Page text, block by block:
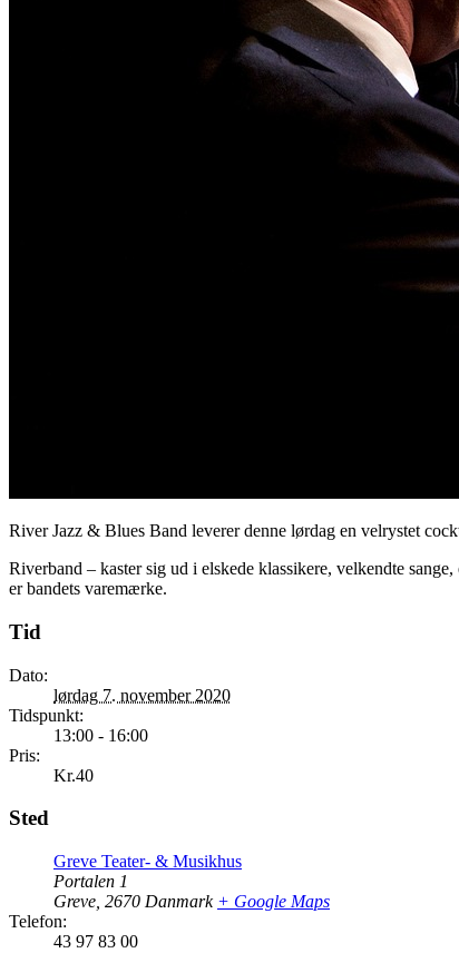
River Jazz & Blues Band leverer denne lørdag en velrystet
Riverband – kaster sig ud i elskede klassikere, velkendte
er bandets varemærke.
Tid
Dato:
lørdag 7. november 2020
Tidspunkt:
13:00 - 16:00
Pris:
Kr.40
Sted
Greve Teater- & Musikhus
Portalen 1
Greve 2670 Danmark + Google Maps
Telefon:
43 97 83 00